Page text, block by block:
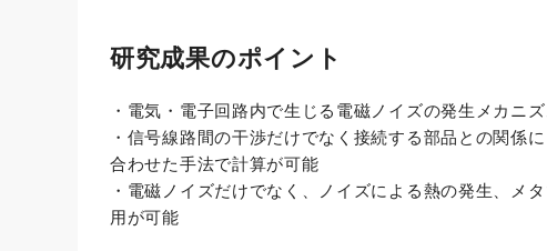
研究成果のポイント
・電気・電子回路内で生じる電磁ノイズの発生メカニ
・信号線路間の干渉だけでなく接続する部品との関係
合わせた手法で計算が可能
・電磁ノイズだけでなく、ノイズによる熱の発生、メ
用が可能